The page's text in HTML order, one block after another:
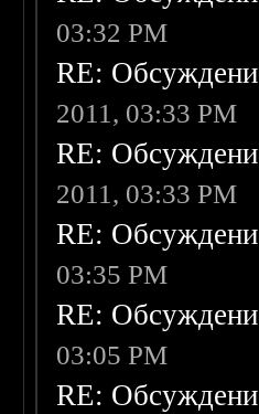
03:32 PM
RE:
2011, 03:33 PM
RE:
2011, 03:33 PM
RE:
03:35 PM
RE:
03:05 PM
RE: